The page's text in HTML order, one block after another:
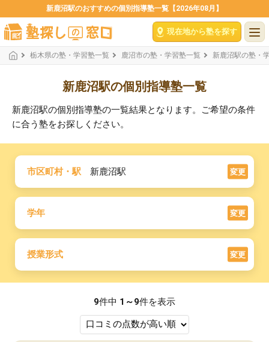
新鹿沼駅のおすすめの個別指導塾一覧【2026年08月】
現在地から塾を探す
栃木県の塾・学習塾一覧 鹿沼市の塾・学習塾一覧 新鹿沼駅の塾・
新鹿沼駅の個別指導塾一覧
新鹿沼駅の個別指導塾の一覧結果となります。ご希望の条件
に合う塾をお探しください。
市区町村・駅 新鹿沼駅 変更
学年 変更
授業形式 変更
9件中 1～9件を表示